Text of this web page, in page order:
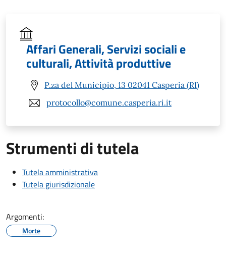
Affari Generali, Servizi sociali e
culturali, Attività produttive
P.za del Municipio, 13 02041 Casperia (RI)
protocollo@comune.casperia.ri.it
Strumenti di tutela
Tutela amministrativa
Tutela giurisdizionale
Argomenti:
Morte